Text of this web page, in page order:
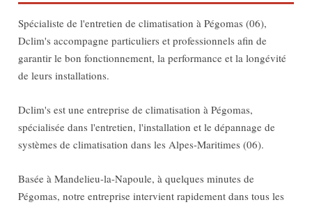
Spécialiste de l'entretien de climatisation à Pégomas (06),
Dclim's accompagne particuliers et professionnels afin de
garantir le bon fonctionnement, la performance et la longévité
de leurs installations.
Dclim's est une entreprise de climatisation à Pégomas,
spécialisée dans l'entretien, l'installation et le dépannage de
systèmes de climatisation dans les Alpes-Maritimes (06).
Basée à Mandelieu-la-Napoule, à quelques minutes de
Pégomas, notre entreprise intervient rapidement dans tous les